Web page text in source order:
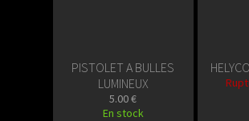
PISTOLET A BULLES
LUMINEUX
5.00 €
En stock